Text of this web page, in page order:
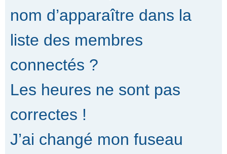
nom d’apparaître dans la
liste des membres
connectés ?
Les heures ne sont pas
correctes !
J’ai changé mon fuseau